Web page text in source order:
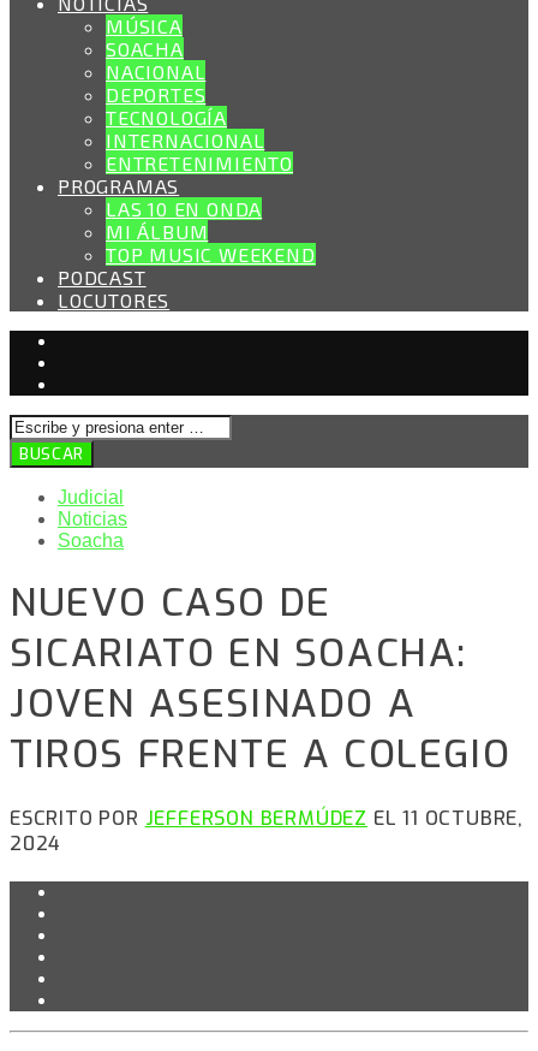
MÚSICA
SOACHA
NACIONAL
DEPORTES
TECNOLOGÍA
INTERNACIONAL
ENTRETENIMIENTO
PROGRAMAS
LAS 10 EN ONDA
MI ÁLBUM
TOP MUSIC WEEKEND
PODCAST
LOCUTORES
Judicial
Noticias
Soacha
NUEVO CASO DE
SICARIATO EN SOACHA:
JOVEN ASESINADO A
TIROS FRENTE A COLEGIO
ESCRITO POR JEFFERSON BERMÚDEZ EL 11 OCTUBRE,
2024